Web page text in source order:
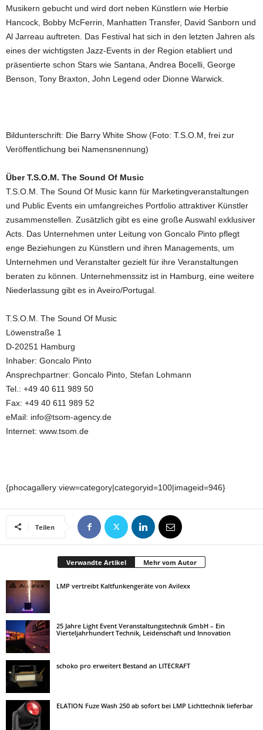
Musikern gebucht und wird dort neben Künstlern wie Herbie
Hancock, Bobby McFerrin, Manhatten Transfer, David Sanborn und
Al Jarreau auftreten. Das Festival hat sich in den letzten Jahren als
eines der wichtigsten Jazz-Events in der Region etabliert und
präsentierte schon Stars wie Santana, Andrea Bocelli, George
Benson, Tony Braxton, John Legend oder Dionne Warwick.
Bildunterschrift: Die Barry White Show (Foto: T.S.O.M, frei zur
Veröffentlichung bei Namensnennung)
Über T.S.O.M. The Sound Of Music
T.S.O.M. The Sound Of Music kann für Marketingveranstaltungen
und Public Events ein umfangreiches Portfolio attraktiver Künstler
zusammenstellen. Zusätzlich gibt es eine große Auswahl exklusiver
Acts. Das Unternehmen unter Leitung von Goncalo Pinto pflegt
enge Beziehungen zu Künstlern und ihren Managements, um
Unternehmen und Veranstalter gezielt für ihre Veranstaltungen
beraten zu können. Unternehmenssitz ist in Hamburg, eine weitere
Niederlassung gibt es in Aveiro/Portugal.
T.S.O.M. The Sound Of Music
Löwenstraße 1
D-20251 Hamburg
Inhaber: Goncalo Pinto
Ansprechpartner: Goncalo Pinto, Stefan Lohmann
Tel.: +49 40 611 989 50
Fax: +49 40 611 989 52
eMail: info@tsom-agency.de
Internet: www.tsom.de
{phocagallery view=category|categoryid=100|imageid=946}
Teilen
Verwandte Artikel Mehr vom Autor
LMP vertreibt Kaltfunkengeräte von Avilexx
25 Jahre Light Event Veranstaltungstechnik GmbH – Ein
Vierteljahrhundert Technik, Leidenschaft und Innovation
schoko pro erweitert Bestand an LITECRAFT
ELATION Fuze Wash 250 ab sofort bei LMP Lichttechnik lieferbar